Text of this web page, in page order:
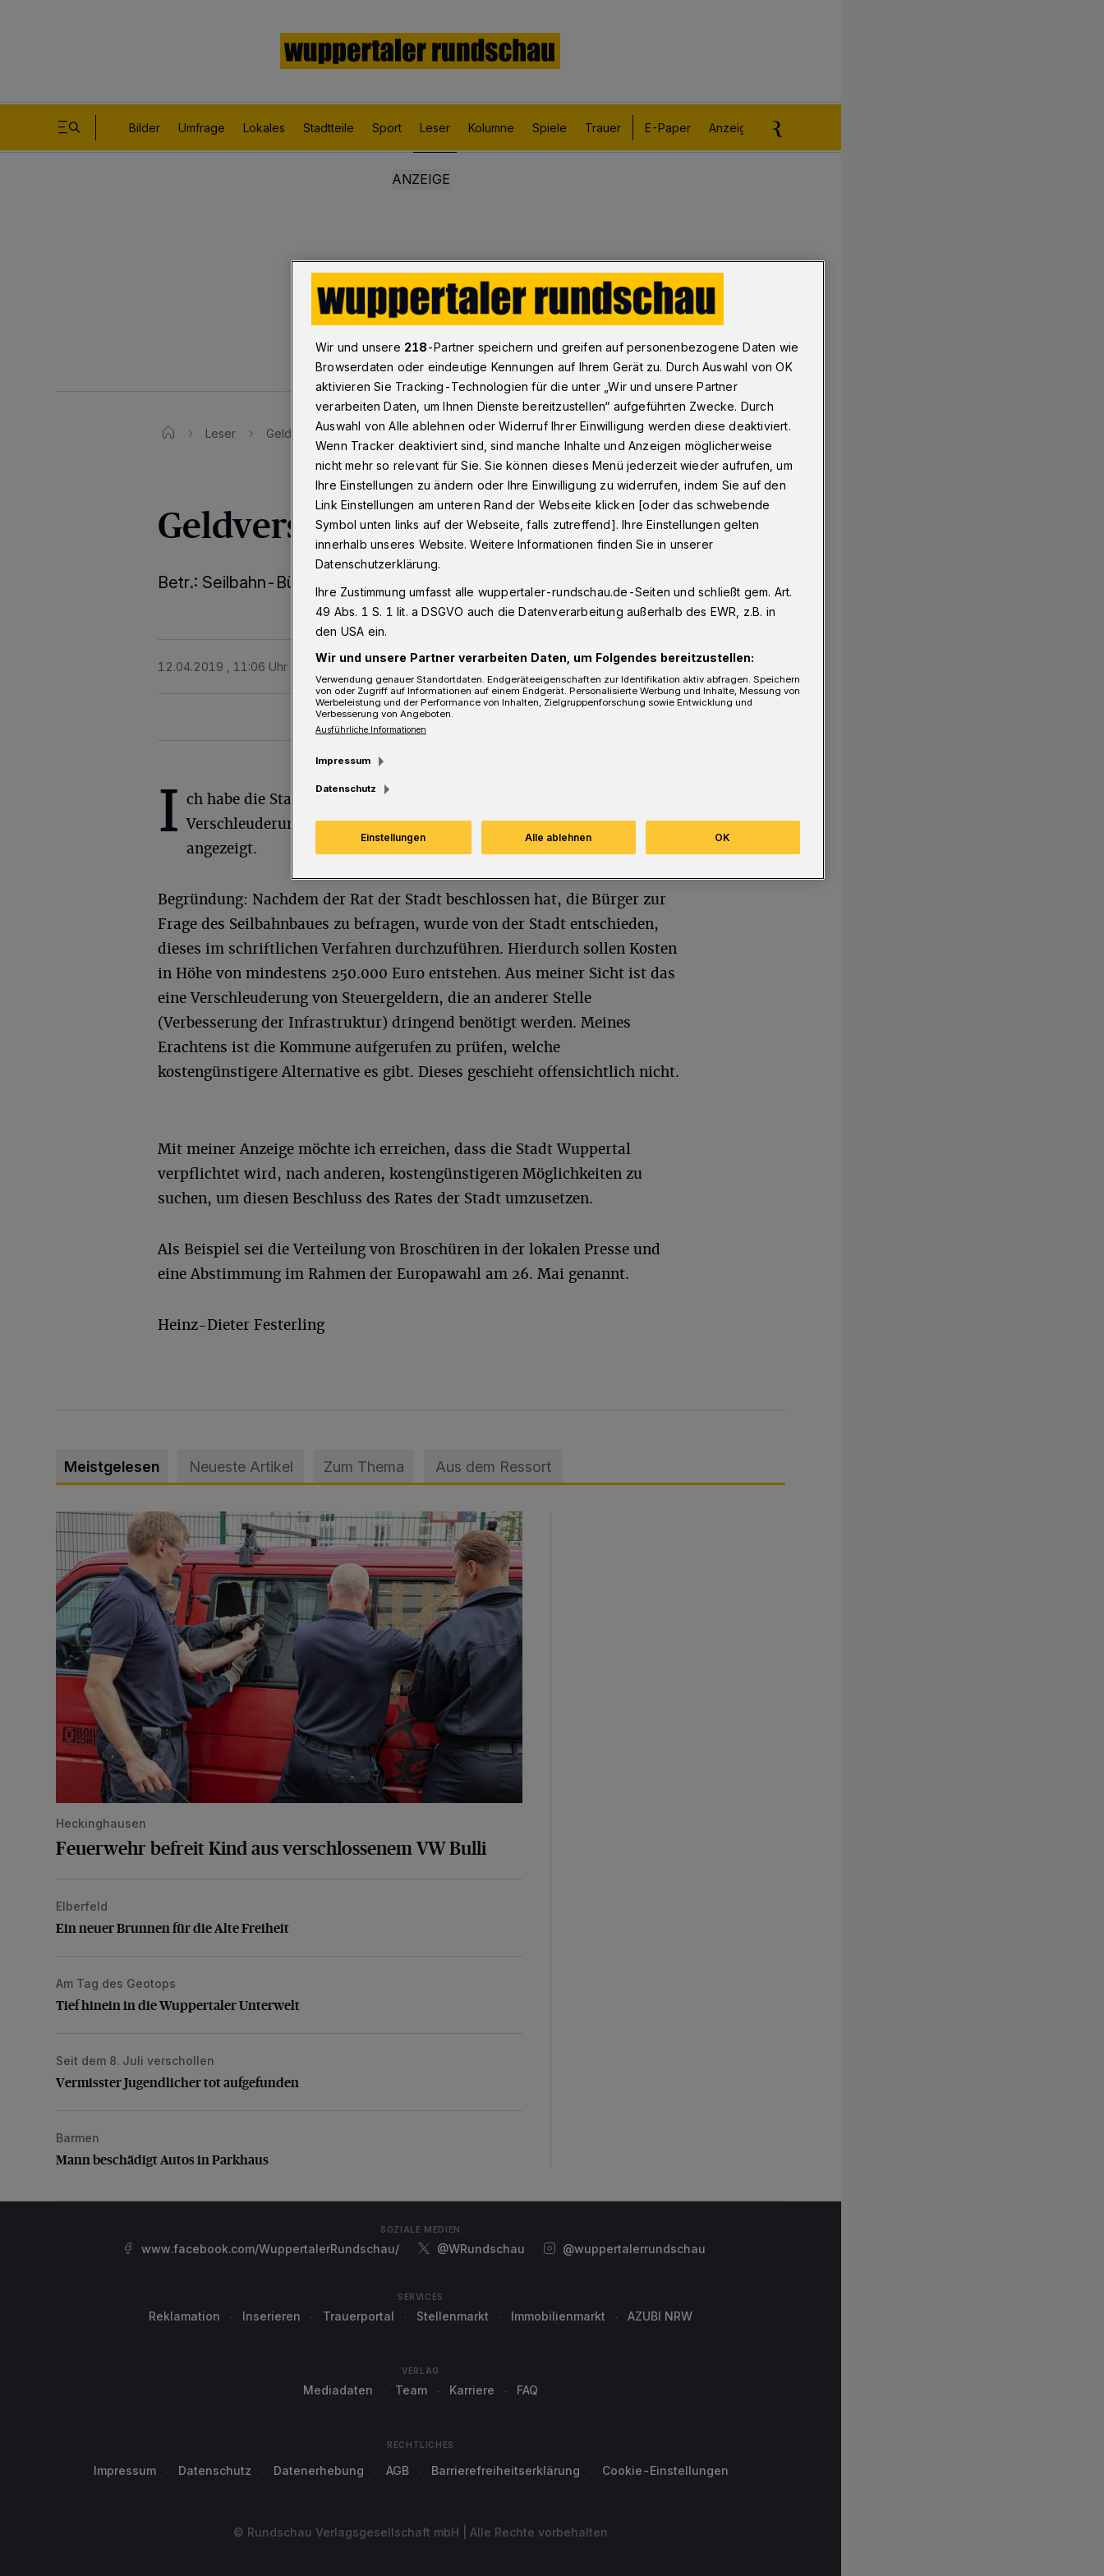
Bilder Umfrage Lokales Stadtteile Sport Leser Kolumne Spiele Trauer E-Paper Anzeigen aufgeben
Leser Geldverschleuderung
Geldverschleuderung
Betr.: Seilbahn-Bürgerbefragung
12.04.2019 , 11:06 Uhr Eine Minute Lesezeit
I ch habe die Stadt Wuppertal wegen
Verschleuderung von Steuergeldern
angezeigt.
Begründung: Nachdem der Rat der Stadt beschlossen hat, die Bürger zur
Frage des Seilbahnbaues zu befragen, wurde von der Stadt entschieden,
dieses im schriftlichen Verfahren durchzuführen. Hierdurch sollen Kosten
in Höhe von mindestens 250.000 Euro entstehen. Aus meiner Sicht ist das
eine Verschleuderung von Steuergeldern, die an anderer Stelle
(Verbesserung der Infrastruktur) dringend benötigt werden. Meines
Erachtens ist die Kommune aufgerufen zu prüfen, welche
kostengünstigere Alternative es gibt. Dieses geschieht offensichtlich nicht.
Mit meiner Anzeige möchte ich erreichen, dass die Stadt Wuppertal
verpflichtet wird, nach anderen, kostengünstigeren Möglichkeiten zu
suchen, um diesen Beschluss des Rates der Stadt umzusetzen.
Als Beispiel sei die Verteilung von Broschüren in der lokalen Presse und
eine Abstimmung im Rahmen der Europawahl am 26. Mai genannt.
Heinz-Dieter Festerling
Meistgelesen Neueste Artikel Zum Thema Aus dem Ressort
Feuerwehr befreit Kind aus verschlossenem VW Bulli
Heckinghausen
Feuerwehr befreit Kind aus verschlossenem VW Bulli
Ein neuer Brunnen für die Alte Freiheit
Elberfeld
Ein neuer Brunnen für die Alte Freiheit
Tief hinein in die Wuppertaler Unterwelt
Am Tag des Geotops
Tief hinein in die Wuppertaler Unterwelt
Vermisster Jugendlicher tot aufgefunden
Seit dem 8. Juli verschollen
Vermisster Jugendlicher tot aufgefunden
Mann beschädigt Autos in Parkhaus
Barmen
Mann beschädigt Autos in Parkhaus
SOZIALE MEDIEN
www.facebook.com/WuppertalerRundschau/ @WRundschau @wuppertalerrundschau
SERVICES
Reklamation Inserieren Trauerportal Stellenmarkt Immobilienmarkt AZUBI NRW
VERLAG
Mediadaten Team Karriere FAQ
RECHTLICHES
Impressum Datenschutz Datenerhebung AGB Barrierefreiheitserklärung Cookie-Einstellungen
© Rundschau Verlagsgesellschaft mbH | Alle Rechte vorbehalten
Wir und unsere 218-Partner speichern und greifen auf personenbezogene Daten wie
Browserdaten oder eindeutige Kennungen auf Ihrem Gerät zu. Durch Auswahl von OK
aktivieren Sie Tracking-Technologien für die unter „Wir und unsere Partner
verarbeiten Daten, um Ihnen Dienste bereitzustellen“ aufgeführten Zwecke. Durch
Auswahl von Alle ablehnen oder Widerruf Ihrer Einwilligung werden diese deaktiviert.
Wenn Tracker deaktiviert sind, sind manche Inhalte und Anzeigen möglicherweise
nicht mehr so relevant für Sie. Sie können dieses Menü jederzeit wieder aufrufen, um
Ihre Einstellungen zu ändern oder Ihre Einwilligung zu widerrufen, indem Sie auf den
Link Einstellungen am unteren Rand der Webseite klicken [oder das schwebende
Symbol unten links auf der Webseite, falls zutreffend]. Ihre Einstellungen gelten
innerhalb unseres Website. Weitere Informationen finden Sie in unserer
Datenschutzerklärung.
Ihre Zustimmung umfasst alle wuppertaler-rundschau.de-Seiten und schließt gem. Art.
49 Abs. 1 S. 1 lit. a DSGVO auch die Datenverarbeitung außerhalb des EWR, z.B. in
den USA ein.
Wir und unsere Partner verarbeiten Daten, um Folgendes bereitzustellen:
Verwendung genauer Standortdaten. Endgeräteeigenschaften zur Identifikation aktiv abfragen. Speichern
von oder Zugriff auf Informationen auf einem Endgerät. Personalisierte Werbung und Inhalte, Messung von
Werbeleistung und der Performance von Inhalten, Zielgruppenforschung sowie Entwicklung und
Verbesserung von Angeboten.
Ausführliche Informationen
Impressum
Datenschutz
Einstellungen Alle ablehnen OK